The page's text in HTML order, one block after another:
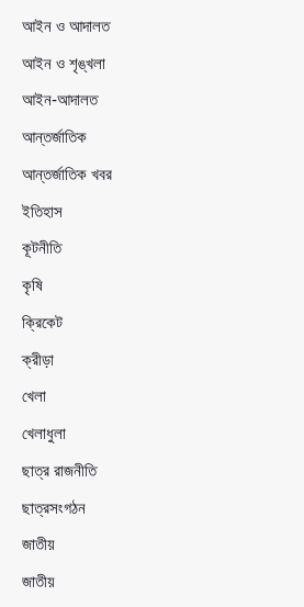
আইন ও আদালত
আইন ও শৃঙ্খলা
আইন-আদালত
আন্তর্জাতিক
আন্তর্জাতিক খবর
ইতিহাস
কূটনীতি
কৃষি
ক্রিকেট
ক্রীড়া
খেলা
খেলাধুলা
ছাত্র রাজনীতি
ছাত্রসংগঠন
জাতীয়
জাতীয়